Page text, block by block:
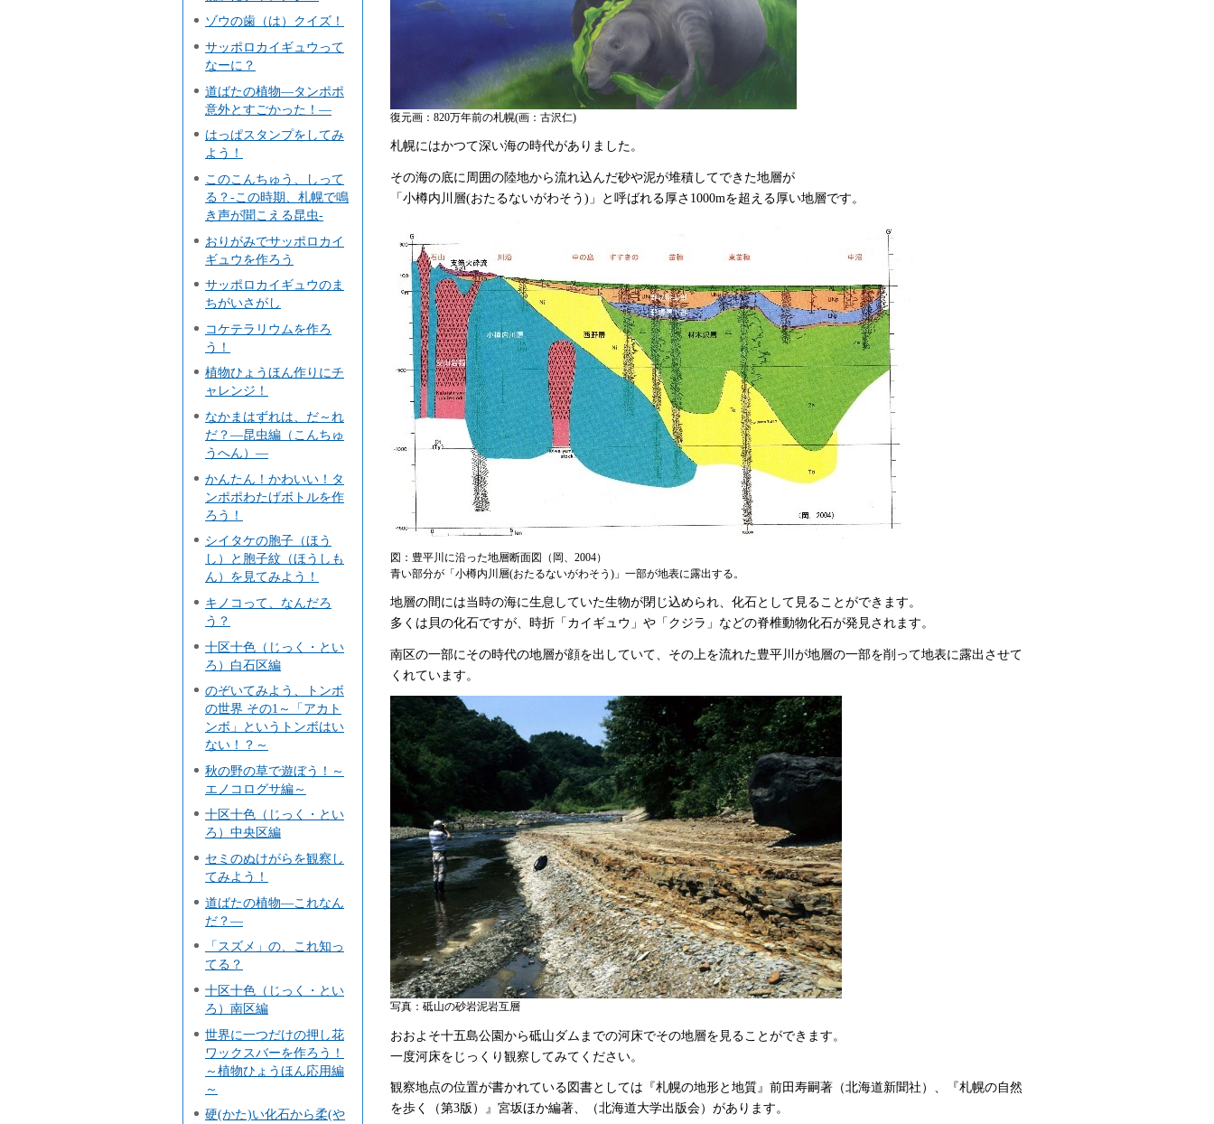
ゾウの歯（は）クイズ！
サッポロカイギュウって
なーに？
道ばたの植物―タンポポ
意外とすごかった！―
はっぱスタンプをしてみ
よう！
このこんちゅう、しって
る？-この時期、札幌で鳴
き声が聞こえる昆虫-
おりがみでサッポロカイ
ギュウを作ろう
サッポロカイギュウのま
ちがいさがし
コケテラリウムを作ろ
う！
植物ひょうほん作りにチ
ャレンジ！
なかまはずれは、だ～れ
だ？―昆虫編（こんちゅ
うへん）―
かんたん！かわいい！タ
ンポポわたげボトルを作
ろう！
シイタケの胞子（ほう
し）と胞子紋（ほうしも
ん）を見てみよう！
キノコって、なんだろ
う？
十区十色（じっく・とい
ろ）白石区編
のぞいてみよう、トンボ
の世界 その1～「アカト
ンボ」というトンボはい
ない！？～
秋の野の草で遊ぼう！～
エノコログサ編～
十区十色（じっく・とい
ろ）中央区編
セミのぬけがらを観察し
てみよう！
道ばたの植物―これなん
だ？―
「スズメ」の、これ知っ
てる？
十区十色（じっく・とい
ろ）南区編
世界に一つだけの押し花
ワックスバーを作ろう！
～植物ひょうほん応用編
～
硬(かた)い化石から柔(や
復元画：820万年前の札幌(画：古沢仁)
札幌にはかつて深い海の時代がありました。
その海の底に周囲の陸地から流れ込んだ砂や泥が堆積してできた地層が
「小樽内川層(おたるないがわそう)」と呼ばれる厚さ1000mを超える厚い地層です。
図：豊平川に沿った地層断面図（岡、2004）
青い部分が「小樽内川層(おたるないがわそう)」一部が地表に露出する。
地層の間には当時の海に生息していた生物が閉じ込められ、化石として見ることができます。
多くは貝の化石ですが、時折「カイギュウ」や「クジラ」などの脊椎動物化石が発見されます。
南区の一部にその時代の地層が顔を出していて、その上を流れた豊平川が地層の一部を削って地表に露出させて
くれています。
写真：砥山の砂岩泥岩互層
おおよそ十五島公園から砥山ダムまでの河床でその地層を見ることができます。
一度河床をじっくり観察してみてください。
観察地点の位置が書かれている図書としては『札幌の地形と地質』前田寿嗣著（北海道新聞社）、『札幌の自然
を歩く（第3版）』宮坂ほか編著、（北海道大学出版会）があります。